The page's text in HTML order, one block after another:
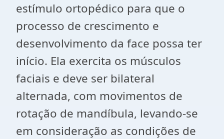
estímulo ortopédico para que o
processo de crescimento e
desenvolvimento da face possa ter
início. Ela exercita os músculos
faciais e deve ser bilateral
alternada, com movimentos de
rotação de mandíbula, levando-se
em consideração as condições de